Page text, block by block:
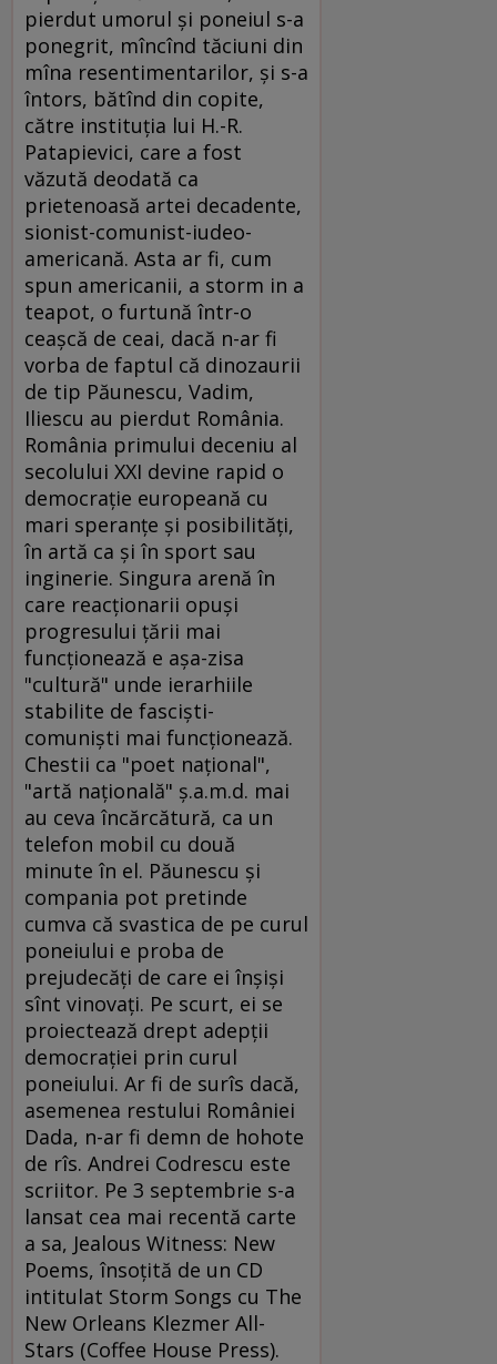
pierdut umorul şi poneiul s-a
ponegrit, mîncînd tăciuni din
mîna resentimentarilor, şi s-a
întors, bătînd din copite,
către instituţia lui H.-R.
Patapievici, care a fost
văzută deodată ca
prietenoasă artei decadente,
sionist-comunist-iudeo-
americană. Asta ar fi, cum
spun americanii, a storm in a
teapot, o furtună într-o
ceaşcă de ceai, dacă n-ar fi
vorba de faptul că dinozaurii
de tip Păunescu, Vadim,
Iliescu au pierdut România.
România primului deceniu al
secolului XXI devine rapid o
democraţie europeană cu
mari speranţe şi posibilităţi,
în artă ca şi în sport sau
inginerie. Singura arenă în
care reacţionarii opuşi
progresului ţării mai
funcţionează e aşa-zisa
"cultură" unde ierarhiile
stabilite de fascişti-
comunişti mai funcţionează.
Chestii ca "poet naţional",
"artă naţională" ş.a.m.d. mai
au ceva încărcătură, ca un
telefon mobil cu două
minute în el. Păunescu şi
compania pot pretinde
cumva că svastica de pe curul
poneiului e proba de
prejudecăţi de care ei înşişi
sînt vinovaţi. Pe scurt, ei se
proiectează drept adepţii
democraţiei prin curul
poneiului. Ar fi de surîs dacă,
asemenea restului României
Dada, n-ar fi demn de hohote
de rîs. Andrei Codrescu este
scriitor. Pe 3 septembrie s-a
lansat cea mai recentă carte
a sa, Jealous Witness: New
Poems, însoţită de un CD
intitulat Storm Songs cu The
New Orleans Klezmer All-
Stars (Coffee House Press).